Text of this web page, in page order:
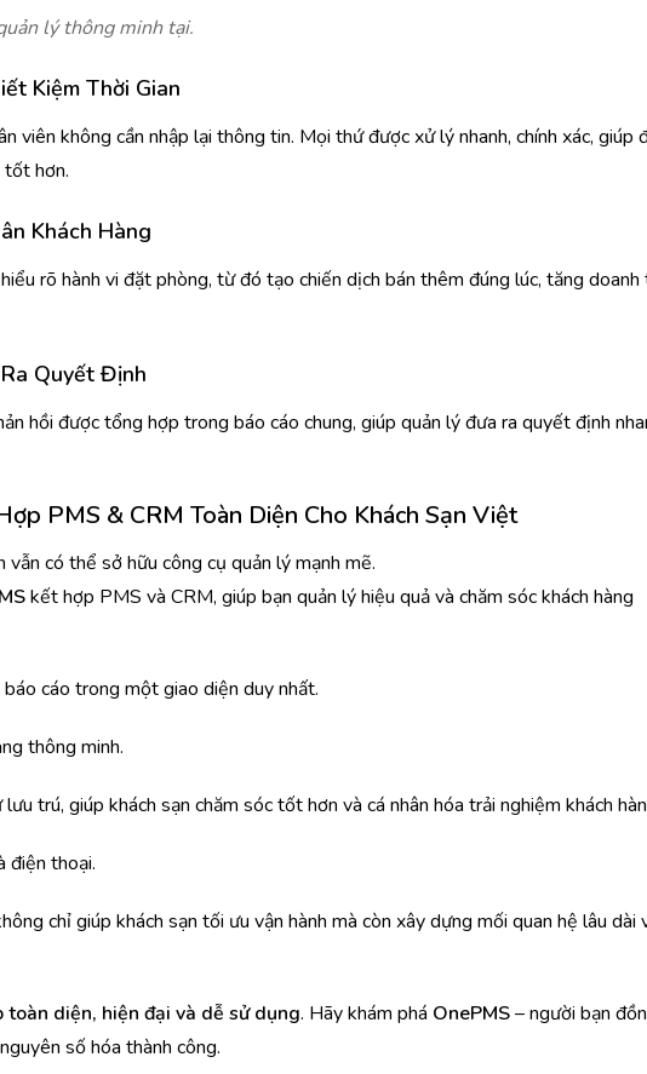
lý thông minh tại.
Kiệm Thời Gian
viên không cần nhập lại thông tin. Mọi thứ được xử lý nhanh, chính xác, giúp
tốt hơn.
Khách Hàng
rõ hành vi đặt phòng, từ đó tạo chiến dịch bán thêm đúng lúc, tăng doanh
Quyết Định
hồi được tổng hợp trong báo cáo chung, giúp quản lý đưa ra quyết định
PMS & CRM Toàn Diện Cho Khách Sạn Việt
vẫn có thể sở hữu công cụ quản lý mạnh mẽ.
kết hợp PMS và CRM, giúp bạn quản lý hiệu quả và chăm sóc khách hàng
cáo trong một giao diện duy nhất.
thông minh.
trú, giúp khách sạn chăm sóc tốt hơn và cá nhân hóa trải nghiệm khách
điện thoại.
chỉ giúp khách sạn tối ưu vận hành mà còn xây dựng mối quan hệ lâu dài
toàn diện, hiện đại và dễ sử dụng. Hãy khám phá OnePMS– người bạn
số hóa thành công.